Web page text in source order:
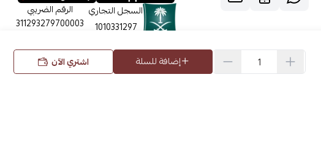
إضافة للسلة اشتري الآن
السجل التجاري
1010331297
الرقم الضريبي
311293279700003